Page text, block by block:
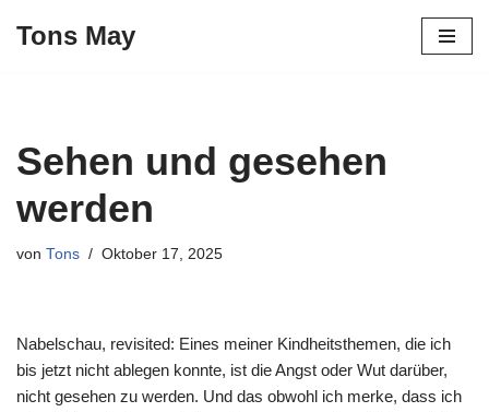
Tons May
Sehen und gesehen
werden
von Tons Oktober 17, 2025
Nabelschau, revisited: Eines meiner Kindheitsthemen, die ich
bis jetzt nicht ablegen konnte, ist die Angst oder Wut darüber,
nicht gesehen zu werden. Und das obwohl ich merke, dass ich